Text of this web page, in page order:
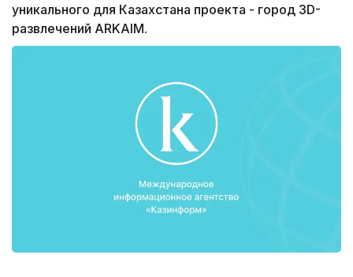
уникального для Казахстана проекта - город 3D-
развлечений ARKAIM.